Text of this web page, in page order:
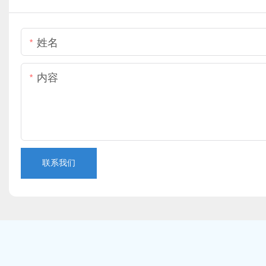
姓名
内容
联系我们